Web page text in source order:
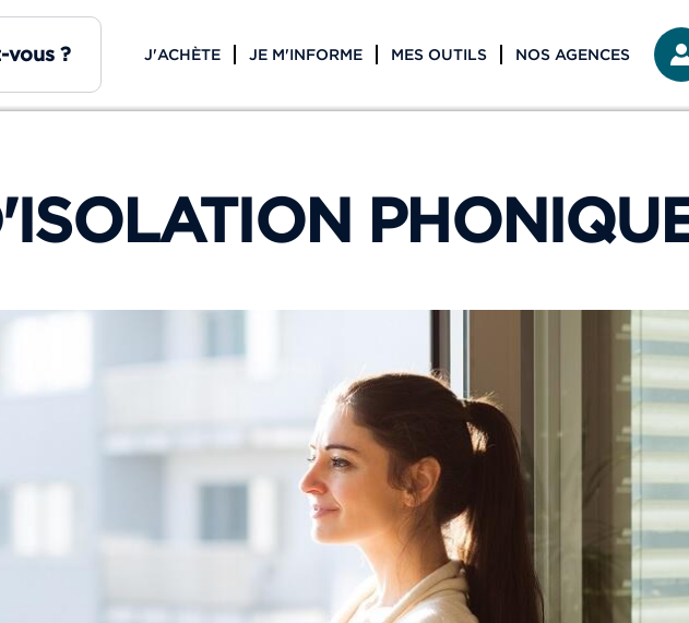
J'ACHÈTE JE M'INFORME MES OUTILS NOS AGENCES